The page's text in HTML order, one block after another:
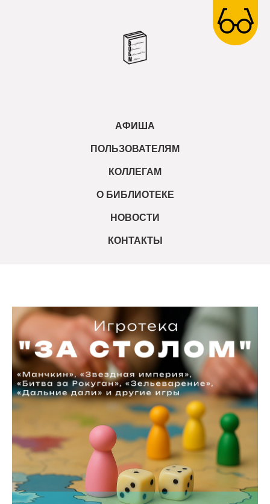
АФИША
ПОЛЬЗОВАТЕЛЯМ
КОЛЛЕГАМ
О БИБЛИОТЕКЕ
НОВОСТИ
КОНТАКТЫ